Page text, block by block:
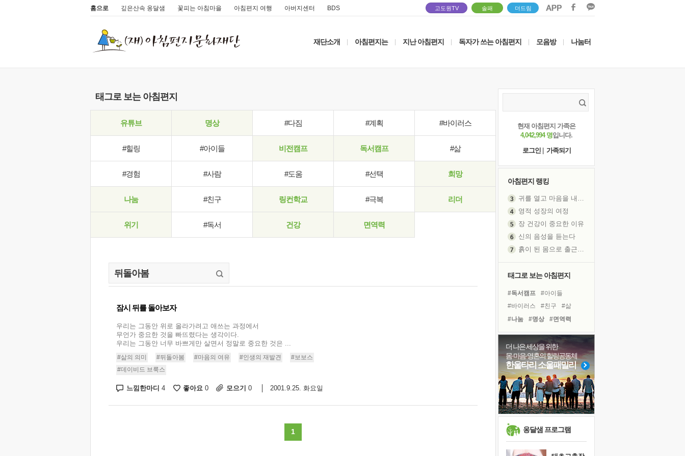
홈으로 깊은산속 옹달샘 꽃피는 아침마을 아침편지 여행 아버지센터 BDS 고도원TV 솔패 더드림
재단소개 아침편지는 지난 아침편지 독자가 쓰는 아침편지 모음방 나눔터
태그로 보는 아침편지
유튜브 명상 #다짐 #계획 #바이러스
#힐링 #아이들 비전캠프 독서캠프 #삶
#경험 #사람 #도움 #선택 희망
나눔 #친구 링컨학교 #극복 리더
위기 #독서 건강 면역력
잠시 뒤를 돌아보자
우리는 그동안 위로 올라가려고 애쓰는 과정에서
무언가 중요한 것을 빠뜨렸다는 생각이다.
우리는 그동안 너무 바쁘게만 살면서 정말로 중요한 것은 ...
#삶의 의미 #뒤돌아봄 #마음의 여유 #인생의 재발견
#보보스
#데이비드 브룩스
느낌한마디 4 좋아요 0 모으기 0 2001.9.25. 화요일
1
현재 아침편지 가족은
4,042,994 명입니다.
로그인
가족되기
아침편지 랭킹
귀를 열고 마음을 내어주고
영적 성장의 여정
장 건강이 중요한 이유
신의 음성을 듣는다
흙이 된 몸으로 출근하는 여자
졸업식 사진을 보며
아픈 아버지를 위한 공간 설계
극심한 변비, 어깨결림, 수면 장애
보고 싶은 어머니
유년 시절의 부산 영도 바다
못된 꼰대들
거울 속의 나
희망이란
'모른다'는 것
태그로 보는 아침편지
#독서캠프
#아이들
#바이러스
#친구
#삶
#나눔
#명상
#면역력
#선택
#위기
#도움
#건강
#다짐
#극복
#유튜브
#리더
#희망
#링컨학교
#비전캠프
#계획
#힐링
더 나은 세상을 위한
몸·마음·영혼의 힐링공동체
한울타리 소울패밀리
옹달샘 프로그램